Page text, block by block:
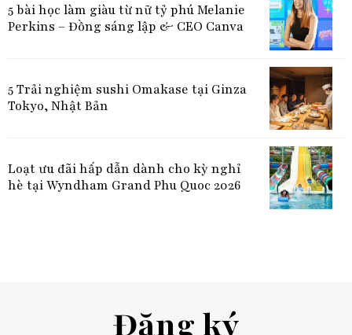
5 bài học làm giàu từ nữ tỷ phú Melanie
Perkins – Đồng sáng lập & CEO Canva
5 Trải nghiệm sushi Omakase tại Ginza
Tokyo, Nhật Bản
Loạt ưu đãi hấp dẫn dành cho kỳ nghỉ
hè tại Wyndham Grand Phu Quoc 2026
Đăng ký